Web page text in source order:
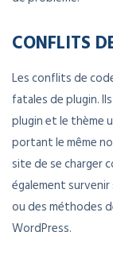
CONFLITS
Les conflits de
fatales de plugin.
plugin et le thème
portant le même
site de se charger
également
ou des méthodes
WordPress.